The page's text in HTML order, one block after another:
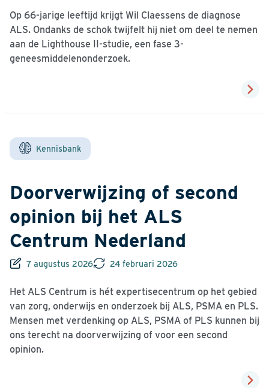
Op 66-jarige leeftijd krijgt Wil Claessens de diagnose
ALS. Ondanks de schok twijfelt hij niet om deel te nemen
aan de Lighthouse II-studie, een fase 3-
geneesmiddelenonderzoek.
Kennisbank
Doorverwijzing of second
opinion bij het ALS
Centrum Nederland
7 augustus 2026 24 februari 2026
Het ALS Centrum is hét expertisecentrum op het gebied
van zorg, onderwijs en onderzoek bij ALS, PSMA en PLS.
Mensen met verdenking op ALS, PSMA of PLS kunnen bij
ons terecht na doorverwijzing of voor een second
opinion.